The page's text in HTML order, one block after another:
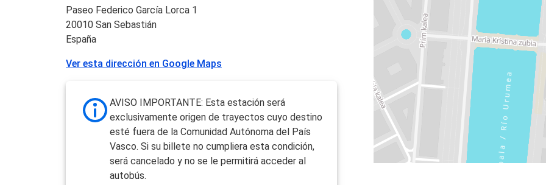
Paseo Federico García Lorca 1
20010 San Sebastián
España
Ver esta dirección en Google Maps
AVISO IMPORTANTE: Esta estación será
exclusivamente origen de trayectos cuyo destino
esté fuera de la Comunidad Autónoma del País
Vasco. Si su billete no cumpliera esta condición,
será cancelado y no se le permitirá acceder al
autobús.